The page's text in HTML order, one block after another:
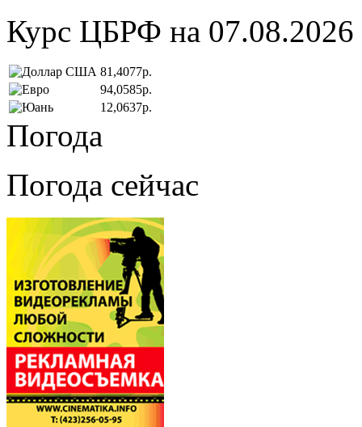
Курс ЦБРФ на 07.08.2026
81,4077р.
94,0585р.
12,0637р.
Погода
Погода сейчас